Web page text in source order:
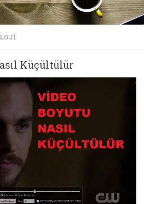
Küçültülür